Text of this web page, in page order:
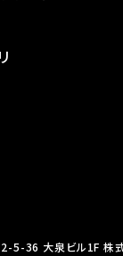
36 大泉ビル1F 株式